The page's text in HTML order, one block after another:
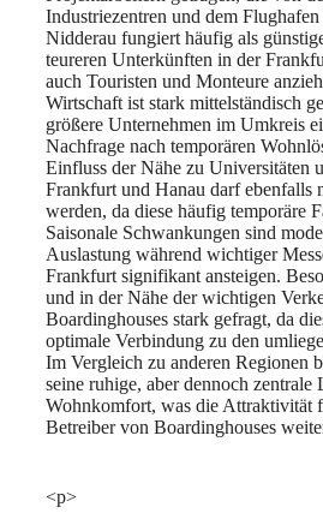
Industriezentren und dem
Nidderau fungiert häufig als
teureren Unterkünften in der
auch Touristen und Monteure
Wirtschaft ist stark mittelständisch
größere Unternehmen im Umkreis
Nachfrage nach temporären
Einfluss der Nähe zu Universitäten
Frankfurt und Hanau darf ebenfalls
werden, da diese häufig temporäre
Saisonale Schwankungen sind
Auslastung während wichtiger
Frankfurt signifikant ansteigen.
und in der Nähe der wichtigen
Boardinghouses stark gefragt, da
optimale Verbindung zu den
Im Vergleich zu anderen Regionen
seine ruhige, aber dennoch zentrale
Wohnkomfort, was die Attraktivität
Betreiber von Boardinghouses
<p>